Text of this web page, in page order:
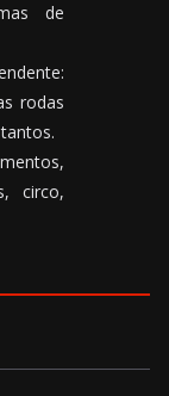
de
rodas
circo,